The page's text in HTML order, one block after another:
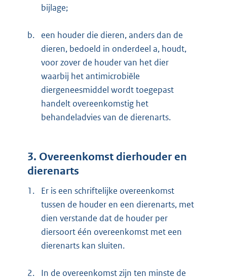
bijlage;
b.
een houder die dieren, anders dan de
dieren, bedoeld in onderdeel a, houdt,
voor zover de houder van het dier
waarbij het antimicrobiële
diergeneesmiddel wordt toegepast
handelt overeenkomstig het
behandeladvies van de dierenarts.
3. Overeenkomst dierhouder en
dierenarts
1.
Er is een schriftelijke overeenkomst
tussen de houder en een dierenarts, met
dien verstande dat de houder per
diersoort één overeenkomst met een
dierenarts kan sluiten.
2.
In de overeenkomst zijn ten minste de